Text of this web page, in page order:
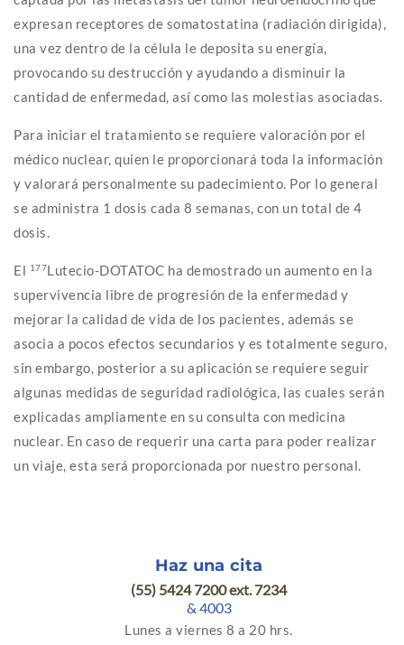
expresan receptores de somatostatina (radiación dirigida),
una vez dentro de la célula le deposita su energía,
provocando su destrucción y ayudando a disminuir la
cantidad de enfermedad, así como las molestias asociadas.
Para iniciar el tratamiento se requiere valoración por el
médico nuclear, quien le proporcionará toda la información
y valorará personalmente su padecimiento. Por lo general
se administra 1 dosis cada 8 semanas, con un total de 4
dosis.
El 177Lutecio-DOTATOC ha demostrado un aumento en la
supervivencia libre de progresión de la enfermedad y
mejorar la calidad de vida de los pacientes, además se
asocia a pocos efectos secundarios y es totalmente seguro,
sin embargo, posterior a su aplicación se requiere seguir
algunas medidas de seguridad radiológica, las cuales serán
explicadas ampliamente en su consulta con medicina
nuclear. En caso de requerir una carta para poder realizar
un viaje, esta será proporcionada por nuestro personal.
Haz una cita
(55) 5424 7200 ext. 7234
& 4003
Lunes a viernes 8 a 20 hrs.